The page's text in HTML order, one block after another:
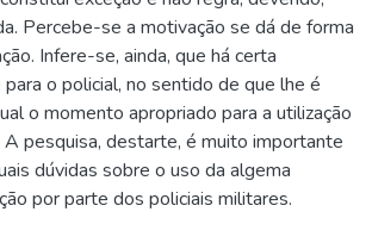
Percebe-se a motivação se dá de forma
Infere-se, ainda, que há certa
o policial, no sentido de que lhe é
o momento apropriado para a utilização
pesquisa, destarte, é muito importante
dúvidas sobre o uso da algema
por parte dos policiais militares.